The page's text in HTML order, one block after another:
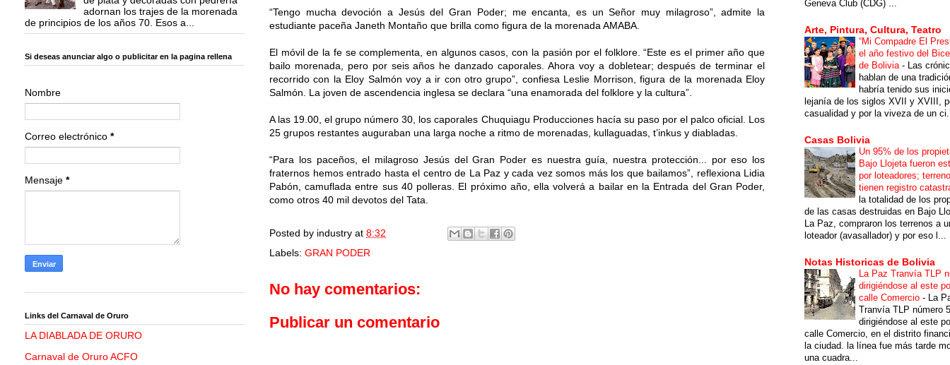
“Tengo mucha devoción a Jesús del Gran Poder; me encanta, es un Señor muy milagroso”, admite la
estudiante paceña Janeth Montaño que brilla como figura de la morenada AMABA.
El móvil de la fe se complementa, en algunos casos, con la pasión por el folklore. “Este es el primer año que
bailo morenada, pero por seis años he danzado caporales. Ahora voy a dobletear; después de terminar el
recorrido con la Eloy Salmón voy a ir con otro grupo”, confiesa Leslie Morrison, figura de la morenada Eloy
Salmón. La joven de ascendencia inglesa se declara “una enamorada del folklore y la cultura”.
A las 19.00, el grupo número 30, los caporales Chuquiagu Producciones hacía su paso por el palco oficial. Los
25 grupos restantes auguraban una larga noche a ritmo de morenadas, kullaguadas, t’inkus y diabladas.
“Para los paceños, el milagroso Jesús del Gran Poder es nuestra guía, nuestra protección... por eso los
fraternos hemos entrado hasta el centro de La Paz y cada vez somos más los que bailamos”, reflexiona Lidia
Pabón, camuflada entre sus 40 polleras. El próximo año, ella volverá a bailar en la Entrada del Gran Poder,
como otros 40 mil devotos del Tata.
Posted by industry at 8:32
Labels: GRAN PODER
No hay comentarios:
Publicar un comentario
adornan los trajes de la morenada
de principios de los años 70. Esos a...
Si deseas anunciar algo o publicitar en la pagina rellena
Nombre
Correo electrónico *
Mensaje *
Links del Carnaval de Oruro
LA DIABLADA DE ORURO
Carnaval de Oruro ACFO
Geneva Club (CDG) ...
Arte, Pintura, Cultura, Teatro
“Mi Compadre El
el año festivo del
de Bolivia - Las
hablan de una
habría tenido sus
lejanía de los siglos XVII y XVIII,
casualidad y por la viveza de un
Casas Bolivia
Un 95% de los
Bajo Llojeta fueron
por loteadores;
tienen registro
la totalidad de los
de las casas destruidas en Bajo
La Paz, compraron los terrenos a
loteador (avasallador) y por eso l...
Notas Historicas de Bolivia
La Paz Tranvía TLP
dirigiéndose al este
calle Comercio - La
Tranvía TLP número 5
dirigiéndose al este
calle Comercio, en el distrito
la ciudad. la línea fue más tarde
una cuadra...